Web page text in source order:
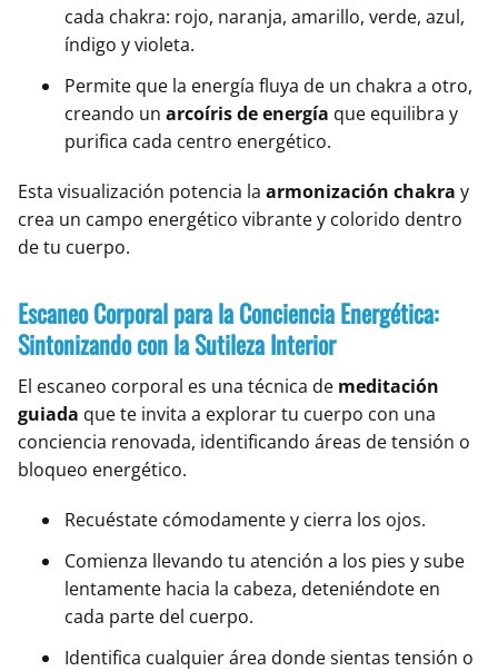
cada chakra: rojo, naranja, amarillo, verde, azul,
índigo y violeta.
Permite que la energía fluya de un chakra a otro,
creando un arcoíris de energía que equilibra y
purifica cada centro energético.
Esta visualización potencia la armonización chakra y
crea un campo energético vibrante y colorido dentro
de tu cuerpo.
Escaneo Corporal para la Conciencia Energética:
Sintonizando con la Sutileza Interior
El escaneo corporal es una técnica de meditación
guiada que te invita a explorar tu cuerpo con una
conciencia renovada, identificando áreas de tensión o
bloqueo energético.
Recuéstate cómodamente y cierra los ojos.
Comienza llevando tu atención a los pies y sube
lentamente hacia la cabeza, deteniéndote en
cada parte del cuerpo.
Identifica cualquier área donde sientas tensión o